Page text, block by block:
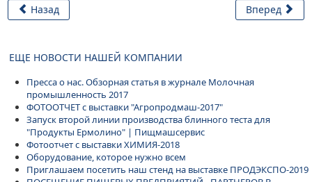
Назад Вперед
ЕЩЕ НОВОСТИ НАШЕЙ КОМПАНИИ
Пресса о нас. Обзорная статья в журнале Молочная
промышленность 2017
ФОТООТЧЕТ с выставки "Агропродмаш-2017"
Запуск второй линии производства блинного теста для
"Продукты Ермолино" | Пищмашсервис
Фотоотчет с выставки ХИМИЯ-2018
Оборудование, которое нужно всем
Приглашаем посетить наш стенд на выставке ПРОДЭКСПО-2019